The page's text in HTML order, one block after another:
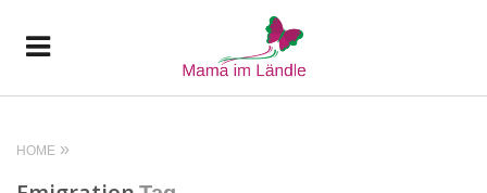
HOME